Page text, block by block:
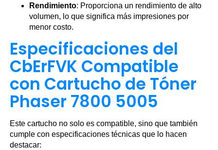
Rendimiento: Proporciona un rendimiento de alto
volumen, lo que significa más impresiones por
menor costo.
Especificaciones del
CbErFVK Compatible
con Cartucho de Tóner
Phaser 7800 5005
Este cartucho no solo es compatible, sino que también
cumple con especificaciones técnicas que lo hacen
destacar: